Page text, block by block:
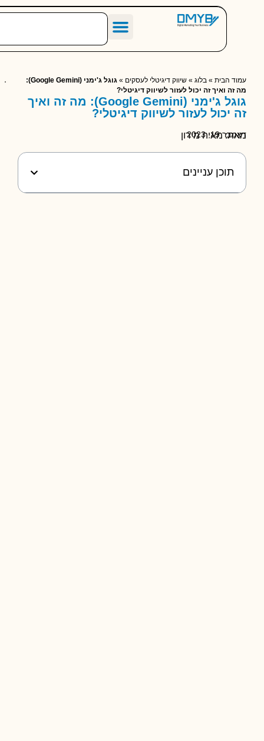
הבית»בלוג»שיווק דיגיטלי לעסקים»
גוגל ג'ימני (Google Gemini):
ואיך זה יכול לעזור לשיווק דיגיטלי?
גוגל ג'ימני (Google Gemini): מה זה ואיך
לעזור לשיווק דיגיטלי?
מאיה מירון
עניינים